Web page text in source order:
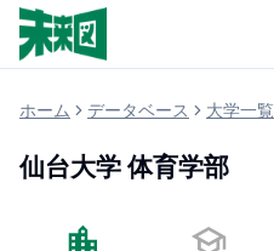
ホーム データベース 大学一覧
仙台大学 体育学部